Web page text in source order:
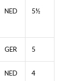
NED 5½
GER 5
NED 4